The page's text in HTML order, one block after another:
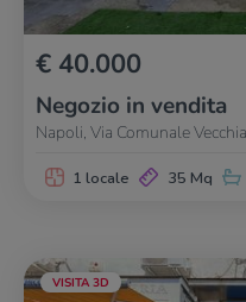
€ 40.000
Negozio in vendita
Napoli, Via Comunale
1 locale 35 Mq
VISITA 3D